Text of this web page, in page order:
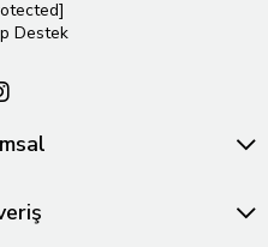
Destek